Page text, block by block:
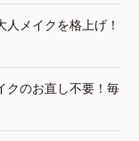
人メイクを格上げ！
クのお直し不要！毎